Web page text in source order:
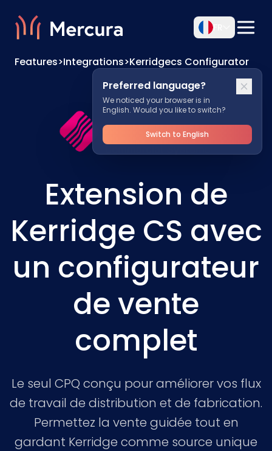
Preferred language?
We noticed your browser is in
English. Would you like to switch?
Switch to English
Features>Integrations>Kerridgecs Configurator
Extension de
Kerridge CS avec
un configurateur
de vente
complet
Le seul CPQ conçu pour améliorer vos flux
de travail de distribution et de fabrication.
Permettez la vente guidée tout en
gardant Kerridge comme source unique